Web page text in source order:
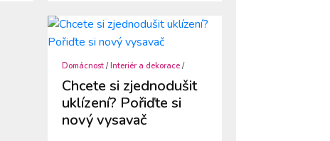
Domácnost /Interiér a dekorace /
Chcete si zjednodušit
uklízení? Pořiďte si
nový vysavač